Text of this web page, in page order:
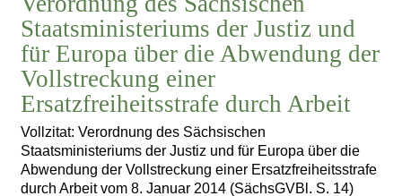
Staatsministeriums der Justiz und
für Europa über die Abwendung der
Vollstreckung einer
Ersatzfreiheitsstrafe durch Arbeit
Vollzitat: Verordnung des Sächsischen
Staatsministeriums der Justiz und für Europa über die
Abwendung der Vollstreckung einer Ersatzfreiheitsstrafe
durch Arbeit vom 8. Januar 2014 (SächsGVBl. S. 14)